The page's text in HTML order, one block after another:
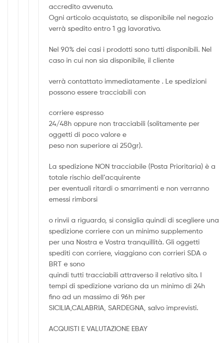
accredito avvenuto.
Ogni articolo acquistato, se disponibile nel negozio
verrà spedito entro 1 gg lavorativo.
Nel 90% dei casi i prodotti sono tutti disponibili. Nel
caso in cui non sia disponibile, il cliente
verrà contattato immediatamente . Le spedizioni
possono essere tracciabili con
corriere espresso
24/48h oppure non tracciabili (solitamente per
oggetti di poco valore e
peso non superiore ai 250gr).
La spedizione NON tracciabile (Posta Prioritaria) è a
totale rischio dell’acquirente
per eventuali ritardi o smarrimenti e non verranno
emessi rimborsi
o rinvii a riguardo, si consiglia quindi di scegliere una
spedizione corriere con un minimo supplemento
per una Nostra e Vostra tranquillità. Gli oggetti
spediti con corriere, viaggiano con corrieri SDA o
BRT e sono
quindi tutti tracciabili attraverso il relativo sito. I
tempi di spedizione variano da un minimo di 24h
fino ad un massimo di 96h per
SICILIA,CALABRIA, SARDEGNA, salvo imprevisti.
ACQUISTI E VALUTAZIONE EBAY